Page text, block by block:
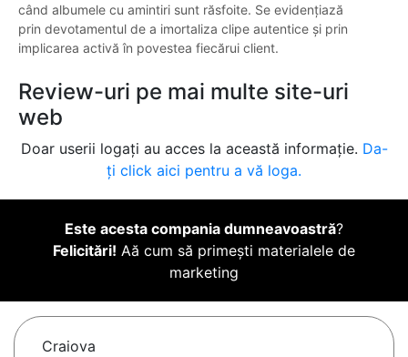
când albumele cu amintiri sunt răsfoite. Se evidențiază
prin devotamentul de a imortaliza clipe autentice și prin
implicarea activă în povestea fiecărui client.
Review-uri pe mai multe site-uri
web
Doar userii logați au acces la această informație. Da-
ți click aici pentru a vă loga.
Este acesta compania dumneavoastră?
Felicitări! Aă cum să primești materialele de
marketing
Craiova